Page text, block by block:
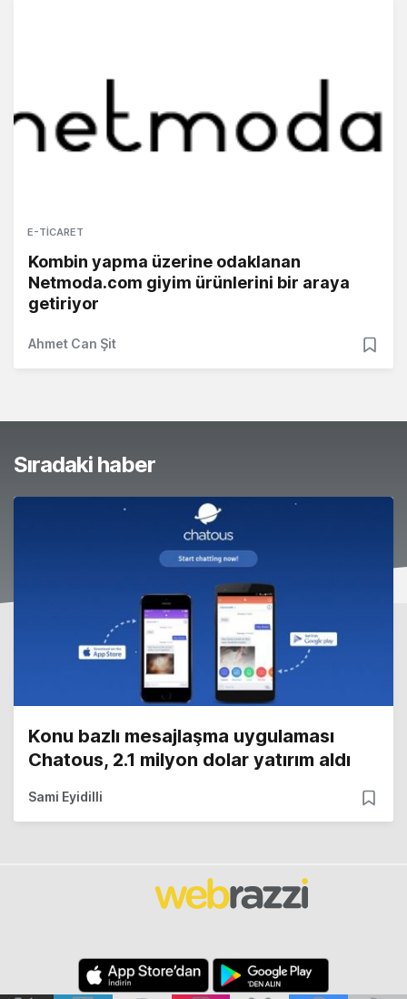
E-TICARET
Kombin yapma üzerine odaklanan
Netmoda.com giyim ürünlerini bir araya
getiriyor
Ahmet Can Şit
Sıradaki haber
Konu bazlı mesajlaşma uygulaması
Chatous, 2.1 milyon dolar yatırım aldı
Sami Eyidilli